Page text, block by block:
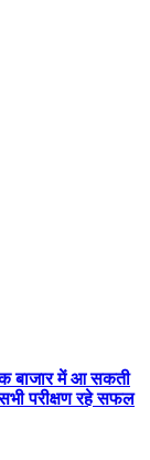
बाजार में आ सकती
परीक्षण रहे सफल